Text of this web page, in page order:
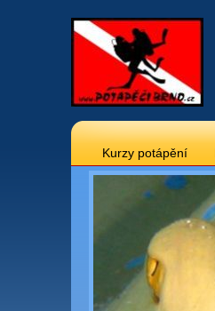
Kurzy potápění